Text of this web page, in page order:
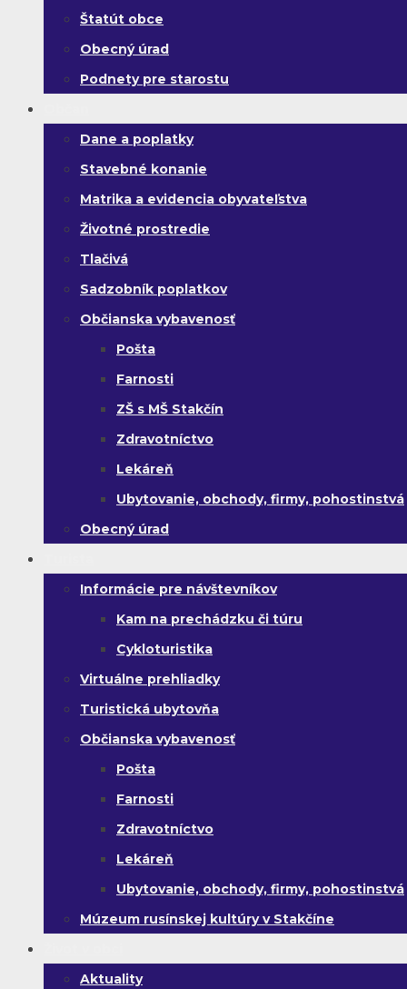
Štatút obce
Obecný úrad
Podnety pre starostu
Dane a poplatky
Stavebné konanie
Matrika a evidencia obyvateľstva
Životné prostredie
Tlačivá
Sadzobník poplatkov
Občianska vybavenosť
Pošta
Farnosti
ZŠ s MŠ Stakčín
Zdravotníctvo
Lekáreň
Ubytovanie, obchody, firmy, pohostinstvá
Obecný úrad
Informácie pre návštevníkov
Kam na prechádzku či túru
Cykloturistika
Virtuálne prehliadky
Turistická ubytovňa
Občianska vybavenosť
Pošta
Farnosti
Zdravotníctvo
Lekáreň
Ubytovanie, obchody, firmy, pohostinstvá
Múzeum rusínskej kultúry v Stakčíne
Aktuality